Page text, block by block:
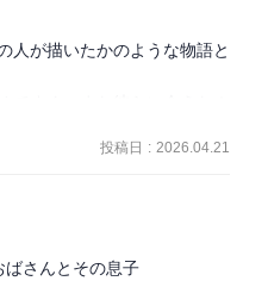
人が描いたかのような物語と
投稿日 : 2026.04.21
ばさんとその息子